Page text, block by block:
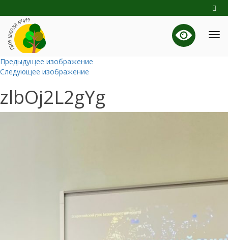
Предыдущее изображение
Следующее изображение
zlbOj2L2gYg